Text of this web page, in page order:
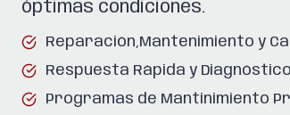
óptimas condiciones.
Reparación,Mantenimiento y
Respuesta Rápida y
Programas de Mantinimiento